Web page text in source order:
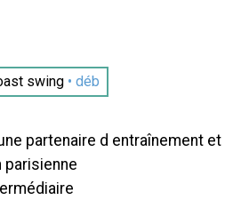
swing • déb
partenaire d entraînement et
parisienne